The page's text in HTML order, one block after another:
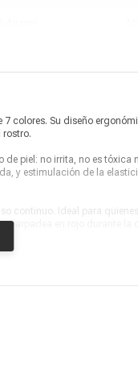
colores. Su diseño
rostro.
piel: no irrita, no es tóxica
y estimulación de la
continuo. Ideal para
en rojo durante la